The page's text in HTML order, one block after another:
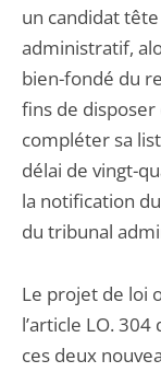
un candidat
administratif,
bien-fondé du
fins de
compléter sa
délai de vingt-
la notification
du tribunal
Le projet de loi
l’article LO.
ces deux